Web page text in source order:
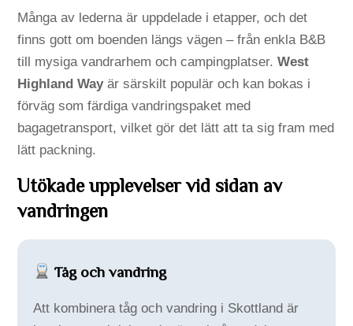
Många av lederna är uppdelade i etapper, och det
finns gott om boenden längs vägen – från enkla B&B
till mysiga vandrarhem och campingplatser.West
Highland Wayär särskilt populär och kan bokas i
förväg som färdiga vandringspaket med
bagagetransport, vilket gör det lätt att ta sig fram med
lätt packning.
Utökade upplevelser vid sidan av
vandringen
Tåg och vandring
Att kombinera tåg och vandring i Skottland är